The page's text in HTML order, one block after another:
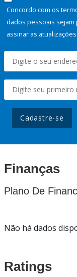
Concordo com os
dados pessoais sejam
assinar as
Cadastre-se
Finanças
Plano De
Não há dados
Ratings